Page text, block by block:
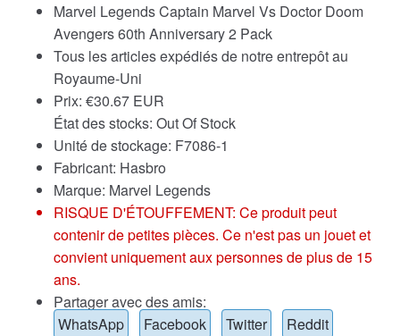
Marvel Legends Captain Marvel Vs Doctor Doom
Avengers 60th Anniversary 2 Pack
Tous les articles expédiés de notre entrepôt au
Royaume-Uni
Prix: €30.67 EUR
État des stocks: Out Of Stock
Unité de stockage: F7086-1
Fabricant: Hasbro
Marque: Marvel Legends
RISQUE D'ÉTOUFFEMENT: Ce produit peut
contenir de petites pièces. Ce n'est pas un jouet et
convient uniquement aux personnes de plus de 15
ans.
Partager avec des amis:
WhatsApp
Facebook Twitter Reddit